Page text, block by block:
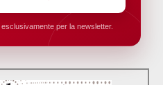
per la newsletter.